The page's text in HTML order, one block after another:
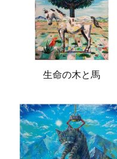
生命の木と馬